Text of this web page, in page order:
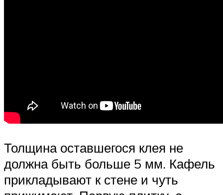
Толщина оставшегося клея не
должна быть больше 5 мм. Кафель
прикладывают к стене и чуть